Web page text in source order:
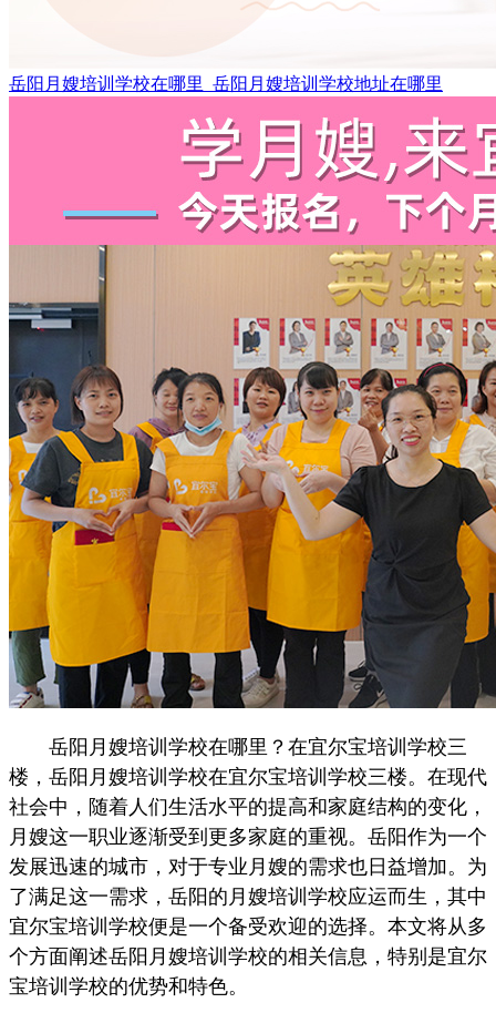
岳阳月嫂培训学校在哪里_岳阳月嫂培训学校地址在哪里
岳阳月嫂培训学校在哪里？在宜尔宝培训学校三
楼，岳阳月嫂培训学校在宜尔宝培训学校三楼。在现代
社会中，随着人们生活水平的提高和家庭结构的变化，
月嫂这一职业逐渐受到更多家庭的重视。岳阳作为一个
发展迅速的城市，对于专业月嫂的需求也日益增加。为
了满足这一需求，岳阳的月嫂培训学校应运而生，其中
宜尔宝培训学校便是一个备受欢迎的选择。本文将从多
个方面阐述岳阳月嫂培训学校的相关信息，特别是宜尔
宝培训学校的优势和特色。